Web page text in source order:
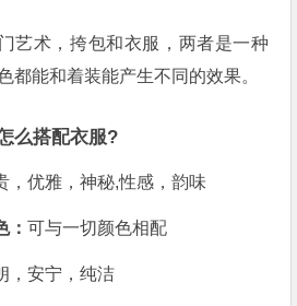
艺术，挎包和衣服，两者是一种
都能和着装能产生不同的效果。
么搭配衣服?
优雅，神秘,性感，韵味
：可与一切颜色相配
安宁，纯洁